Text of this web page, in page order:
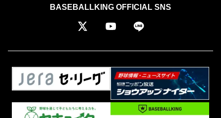
BASEBALLKING OFFICIAL SNS